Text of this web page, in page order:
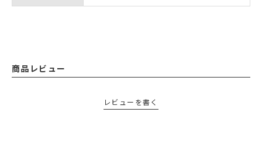
商品レビュー
レビューを書く